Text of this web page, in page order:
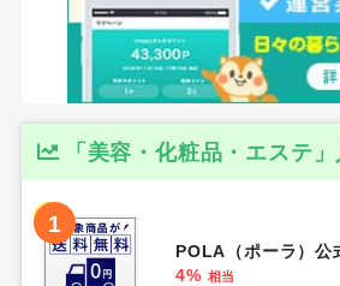
「美容・化粧品・エステ
1
POLA（ポーラ）公
4% 相当